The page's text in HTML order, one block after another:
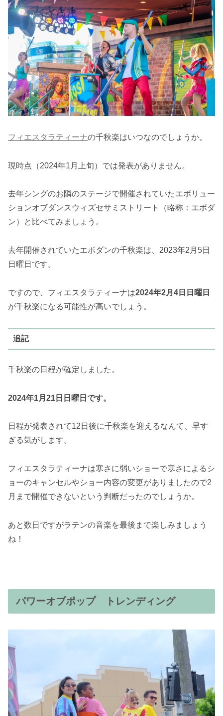
フィエスタラティーナの千秋楽はいつなのでしょうか。
現時点（2024年1月上旬）では発表がありません。
去年シングのお隣のステージで開催されていたエボリュー
ションオブダンスウィズセサミストリート（略称：エボダ
ン）と比べてみましょう。
去年開催されていたエボダンの千秋楽は、2023年2月5日
日曜日です。
ですので、フィエスタラティーナは2024年2月4日日曜日
が千秋楽になる可能性が高いでしょう。
追記
千秋楽の日程が確定しました。
2024年1月21日日曜日です。
日程が発表されて12日後に千秋楽を迎えるなんて、早す
ぎる気がします。
フィエスタラティーナは寒さに弱いショーで寒さによるシ
ョーのキャンセルやショー内容の変更がありましたので2
月まで開催できないという判断だったのでしょうか。
あと数日ですがラテンの音楽を最後まで楽しみましょう
ね！
パワーオブポップ トレンディング